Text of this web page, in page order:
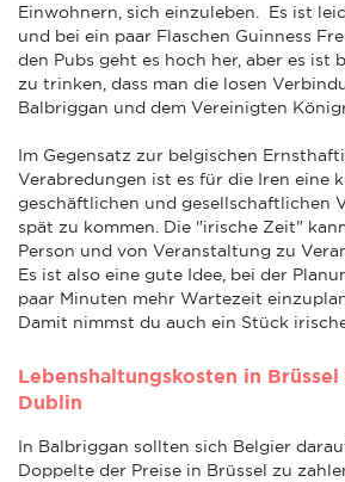
Einwohnern, sich einzuleben. Es ist
und bei ein paar Flaschen Guinness
den Pubs geht es hoch her, aber es ist
zu trinken, dass man die losen
Balbriggan und dem Vereinigten
Im Gegensatz zur belgischen
Verabredungen ist es für die Iren eine
geschäftlichen und gesellschaftlichen
spät zu kommen. Die "irische Zeit"
Person und von Veranstaltung zu
Es ist also eine gute Idee, bei der
paar Minuten mehr Wartezeit
Damit nimmst du auch ein Stück
Lebenshaltungskosten in
Dublin
In Balbriggan sollten sich Belgier
Doppelte der Preise in Brüssel zu